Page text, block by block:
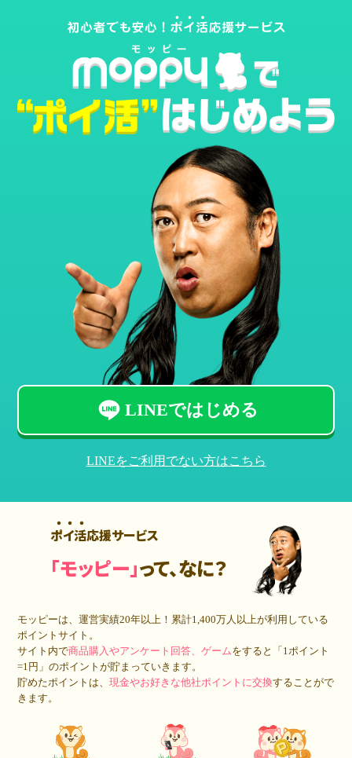
LINEではじめる
LINEをご利用でない方はこちら
ポイ活応援サービス
「モッピー」って、なに？
モッピーは、運営実績20年以上！累計1,400万人 以上が利用している
ポイントサイト。
サイト内で商品購入やアンケート回答、ゲームをすると「1ポイント
=1円」のポイントが貯まっていきます。
貯めたポイントは、現金やお好きな他社ポイントに交換することがで
きます。